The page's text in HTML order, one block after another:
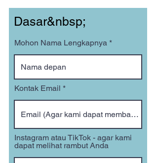
Dasar&nbsp;
Mohon Nama Lengkapnya
Kontak Email
Instagram atau TikTok - agar kami
dapat melihat rambut Anda